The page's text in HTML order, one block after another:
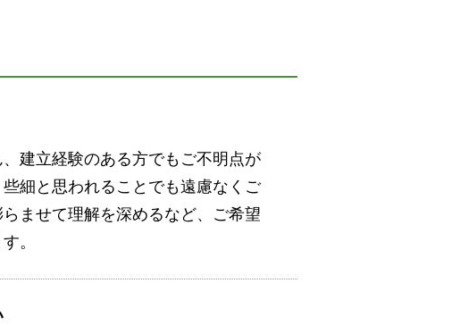
建立経験のある方でもご不明点が
細と思われることでも遠慮なくご
ませて理解を深めるなど、ご希望
。